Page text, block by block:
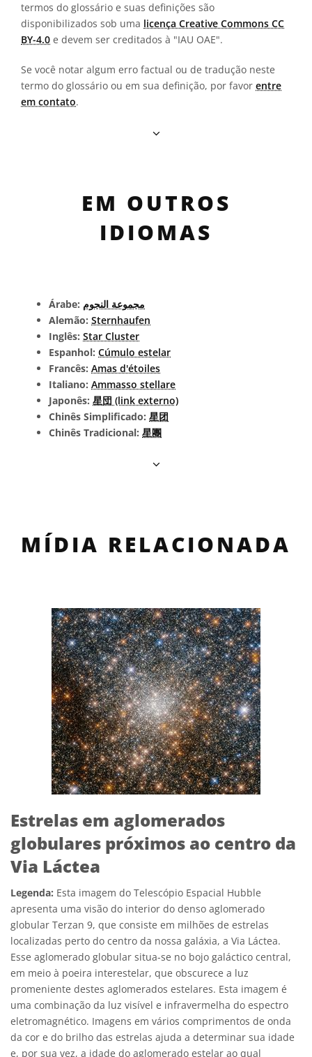
termos do glossário e suas definições são
disponibilizados sob uma licença Creative Commons CC
BY-4.0 e devem ser creditados à "IAU OAE".
Se você notar algum erro factual ou de tradução neste
termo do glossário ou em sua definição, por favor entre
em contato.
EM OUTROS
IDIOMAS
Árabe: مجموعة النجوم
Alemão: Sternhaufen
Inglês: Star Cluster
Espanhol: Cúmulo estelar
Francês: Amas d'étoiles
Italiano: Ammasso stellare
Japonês: 星団 (link externo)
Chinês Simplificado: 星团
Chinês Tradicional: 星團
MÍDIA RELACIONADA
Estrelas em aglomerados
globulares próximos ao centro da
Via Láctea
Legenda: Esta imagem do Telescópio Espacial Hubble
apresenta uma visão do interior do denso aglomerado
globular Terzan 9, que consiste em milhões de estrelas
localizadas perto do centro da nossa galáxia, a Via Láctea.
Esse aglomerado globular situa-se no bojo galáctico central,
em meio à poeira interestelar, que obscurece a luz
promeniente destes aglomerados estelares. Esta imagem é
uma combinação da luz visível e infravermelha do espectro
eletromagnético. Imagens em vários comprimentos de onda
da cor e do brilho das estrelas ajuda a determinar sua idade
e, por sua vez, a idade do aglomerado estelar ao qual